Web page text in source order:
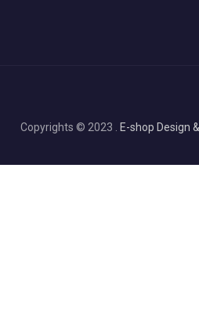
Copyrights © 2023 . E-shop Design